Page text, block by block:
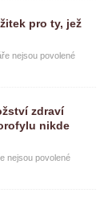
pro ty, jež
nejsou povolené
zdraví
nikde
nejsou povolené